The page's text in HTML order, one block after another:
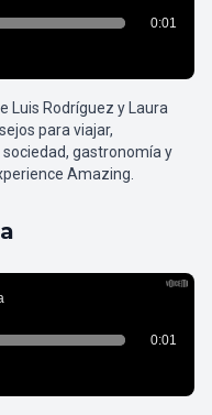
Luis Rodríguez y Laura
para viajar,
gastronomía y
Amazing.